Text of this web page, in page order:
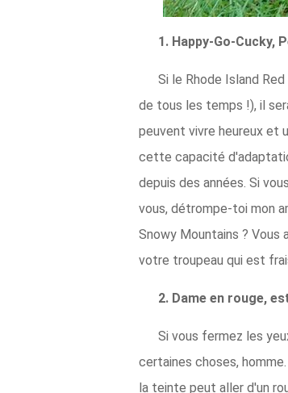
1. Happy-Go-Cucky,
Si le Rhode Island
de tous les temps !), il
peuvent vivre heureux et
cette capacité
depuis des années. Si
vous, détrompe-toi mon
Snowy Mountains ? Vous
votre troupeau qui est
2. Dame en rouge,
Si vous fermez les
certaines choses,
la teinte peut aller d'un